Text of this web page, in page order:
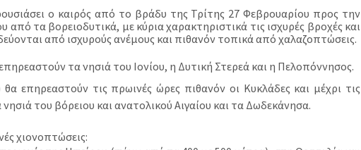
ο καιρός από το βράδυ της Τρίτης 27 Φεβρουαρίου προς την
από τα βορειοδυτικά, με κύρια χαρακτηριστικά τις ισχυρές βροχές και
από ισχυρούς ανέμους και πιθανόν τοπικά από χαλαζοπτώσεις.
τα νησιά του Ιονίου, η Δυτική Στερεά και η Πελοπόννησος.
επηρεαστούν τις πρωινές ώρες πιθανόν οι Κυκλάδες και μέχρι τις
του βόρειου και ανατολικού Αιγαίου και τα Δωδεκάνησα.
χιονοπτώσεις: